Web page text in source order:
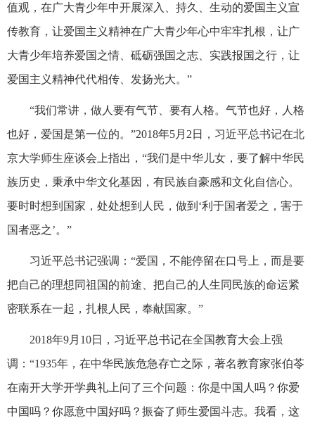
值观，在广大青少年中开展深入、持久、生动的爱国主义宣
传教育，让爱国主义精神在广大青少年心中牢牢扎根，让广
大青少年培养爱国之情、砥砺强国之志、实践报国之行，让
爱国主义精神代代相传、发扬光大。”
“我们常讲，做人要有气节、要有人格。气节也好，人格
也好，爱国是第一位的。”2018年5月2日，习近平总书记在北
京大学师生座谈会上指出，“我们是中华儿女，要了解中华民
族历史，秉承中华文化基因，有民族自豪感和文化自信心。
要时时想到国家，处处想到人民，做到‘利于国者爱之，害于
国者恶之’。”
习近平总书记强调：“爱国，不能停留在口号上，而是要
把自己的理想同祖国的前途、把自己的人生同民族的命运紧
密联系在一起，扎根人民，奉献国家。”
2018年9月10日，习近平总书记在全国教育大会上强
调：“1935年，在中华民族危急存亡之际，著名教育家张伯苓
在南开大学开学典礼上问了三个问题：你是中国人吗？你爱
中国吗？你愿意中国好吗？振奋了师生爱国斗志。我看，这